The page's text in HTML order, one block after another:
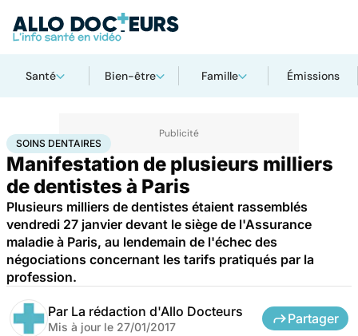
Santé Bien-être Famille Émissions
Accueil SantéSoins dentaires
SOINS DENTAIRES
Manifestation de plusieurs milliers
de dentistes à Paris
Plusieurs milliers de dentistes étaient rassemblés
vendredi 27 janvier devant le siège de l'Assurance
maladie à Paris, au lendemain de l'échec des
négociations concernant les tarifs pratiqués par la
profession.
Par La rédaction d'Allo Docteurs
Mis à jour le 27/01/2017
Partager